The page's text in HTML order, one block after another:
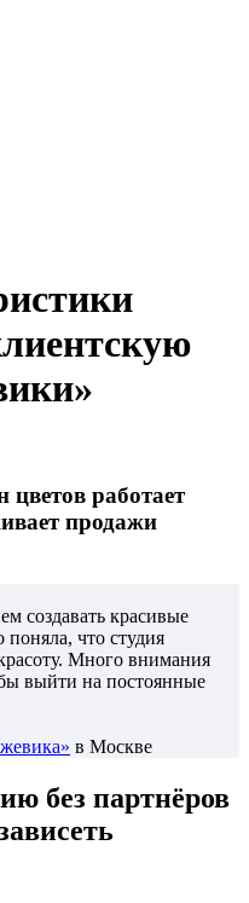
цветов работает
продажи
создавать красивые
что студия
Много внимания
выйти на постоянные
в Москве
без партнёров